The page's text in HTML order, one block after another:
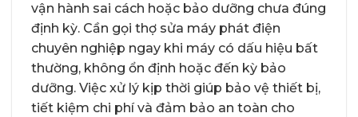
vận hành sai cách hoặc bảo dưỡng chưa đúng
định kỳ. Cần gọi thợ sửa máy phát điện
chuyên nghiệp ngay khi máy có dấu hiệu bất
thường, không ổn định hoặc đến kỳ bảo
dưỡng. Việc xử lý kịp thời giúp bảo vệ thiết bị,
tiết kiệm chi phí và đảm bảo an toàn cho